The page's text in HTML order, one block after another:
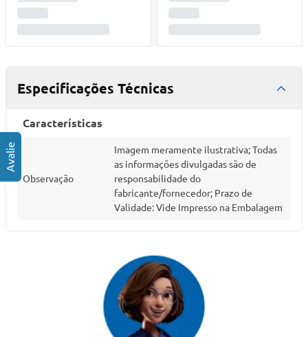
Especificações Técnicas
Características
Observação
Imagem meramente ilustrativa; Todas
as informações divulgadas são de
responsabilidade do
fabricante/fornecedor; Prazo de
Validade: Vide Impresso na Embalagem